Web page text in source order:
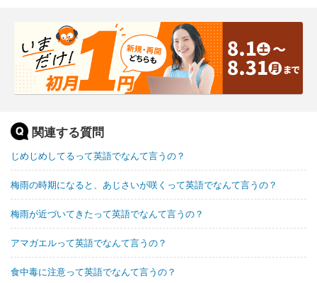
関連する質問
じめじめしてるって英語でなんて言うの？
梅雨の時期になると、あじさいが咲くって英語でなんて言うの？
梅雨が近づいてきたって英語でなんて言うの？
アマガエルって英語でなんて言うの？
食中毒に注意って英語でなんて言うの？